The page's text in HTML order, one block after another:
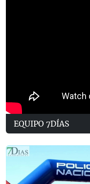
EQUIPO 7DÍAS